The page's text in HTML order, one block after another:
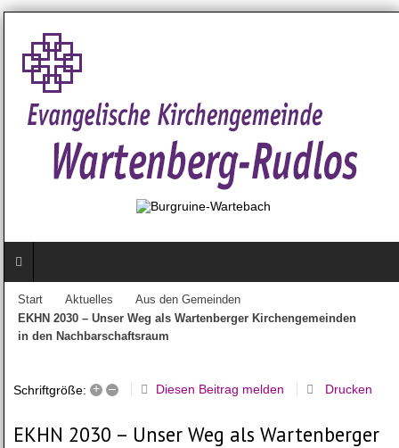
Start Aktuelles
Aus den Gemeinden
EKHN 2030 – Unser Weg als Wartenberger Kirchengemeinden
in den Nachbarschaftsraum
Schriftgröße: + – Diesen Beitrag melden Drucken
EKHN 2030 – Unser Weg als Wartenberger